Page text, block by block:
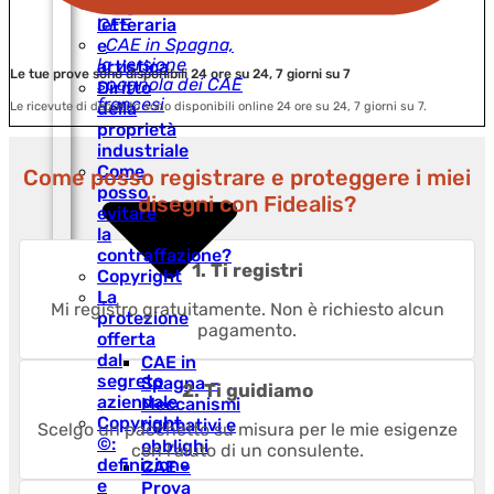
CEE
CAE in Spagna,
la versione
spagnola dei CAE
francesi
CAE in
Spagna –
Meccanismi
normativi e
obblighi
CAE –
Prova
letteraria
e
artistica
Diritto
della
proprietà
industriale
Come
posso
evitare
la
contraffazione?
Copyright
La
protezione
offerta
dal
segreto
aziendale
Copyright
©:
definizione
e
Le tue prove sono disponibili 24 ore su 24, 7 giorni su 7
Le ricevute di deposito sono disponibili online 24 ore su 24, 7 giorni su 7.
Come posso registrare e proteggere i miei
disegni con Fidealis?
1. Ti registri
Mi registro gratuitamente. Non è richiesto alcun
pagamento.
2. Ti guidiamo
Scelgo un pacchetto su misura per le mie esigenze
con l'aiuto di un consulente.